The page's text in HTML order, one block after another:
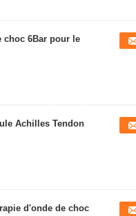
choc 6Bar pour le
Achilles Tendon
d'onde de choc